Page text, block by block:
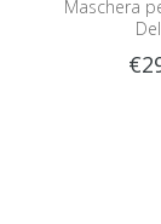
Maschera